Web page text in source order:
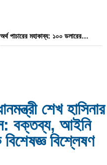
অর্থ পাচারের মহাকাব্য: ১০০ ডলারের…
বিশেষ ইন-ডেপ্থ রিপোর্ট: ক্রীড়া উৎসবে…
শেখ হাসিনার
বক্তব্য, আইনি
বিশ্লেষণ